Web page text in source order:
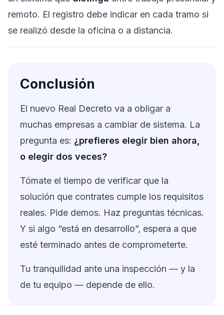
remoto. El registro debe indicar en cada tramo si
se realizó desde la oficina o a distancia.
Conclusión
El nuevo Real Decreto va a obligar a
muchas empresas a cambiar de sistema. La
pregunta es: ¿prefieres elegir bien ahora,
o elegir dos veces?
Tómate el tiempo de verificar que la
solución que contrates cumple los requisitos
reales. Pide demos. Haz preguntas técnicas.
Y si algo “está en desarrollo”, espera a que
esté terminado antes de comprometerte.
Tu tranquilidad ante una inspección — y la
de tu equipo — depende de ello.